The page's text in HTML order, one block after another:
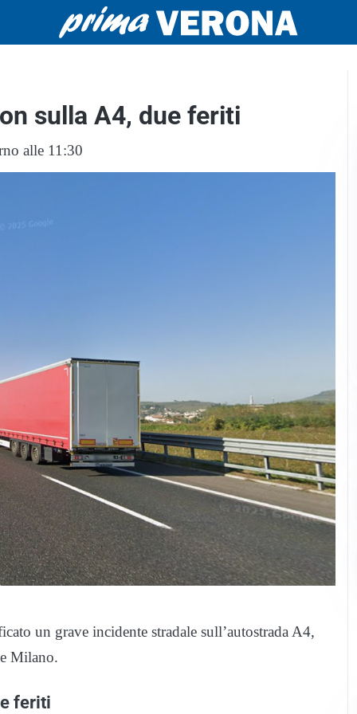
sulla A4, due feriti
alle 11:30
un grave incidente stradale sull’autostrada A4,
Milano.
feriti